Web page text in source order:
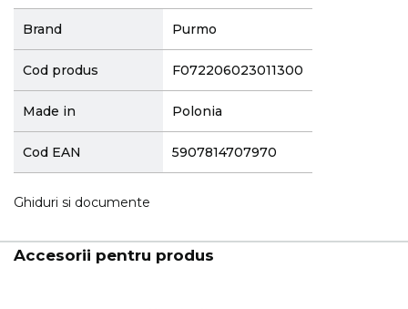
Brand Purmo
Cod produs F072206023011300
Made in Polonia
Cod EAN 5907814707970
Ghiduri si documente
Accesorii pentru produs